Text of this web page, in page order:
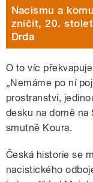
Nacismu a
zničit, 20.
Drda
O to víc
„Nemáme po ní
prostranství,
desku na domě na
smutně Koura.
Česká historie se
nacistického